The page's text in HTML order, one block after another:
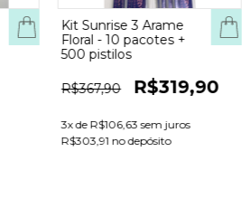
COMPRARKit Sunrise 3 Arame
Floral - 10 pacotes +
500 pistilos
R$367,90 R$319,90
3x de R$106,63 sem juros
R$303,91 no depósito